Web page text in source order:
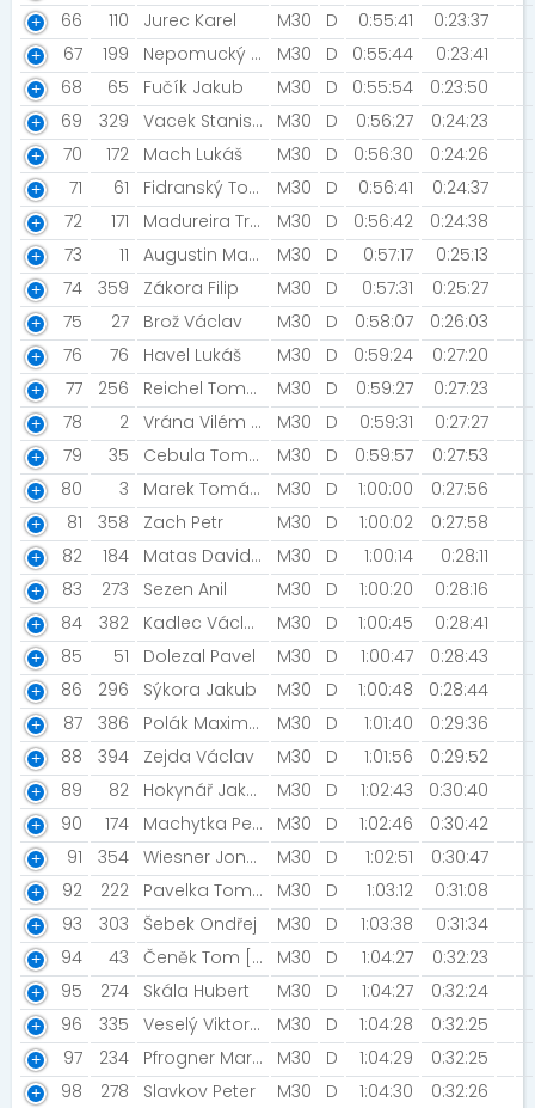
66
110 Jurec Karel M30 D 0:55:41
0:23:37
67
199 Nepomucký Josef M30 D 0:55:44
0:23:41
68
65 Fučík Jakub M30 D 0:55:54
0:23:50
69
329 Vacek Stanislav M30 D 0:56:27
0:24:23
70
172 Mach Lukáš M30 D 0:56:30
0:24:26
71
61 Fidranský Tomáš M30 D 0:56:41
0:24:37
72
171 Madureira Trufen Carlos Eduardo [Trufens] M30 D 0:56:42
0:24:38
73
11 Augustin Martin [FK Union Slaný] M30 D 0:57:17
0:25:13
74
359 Zákora Filip M30 D 0:57:31
0:25:27
75
27 Brož Václav M30 D 0:58:07
0:26:03
76
76 Havel Lukáš M30 D 0:59:24
0:27:20
77
256 Reichel Tomáš M30 D 0:59:27
0:27:23
78
2 Vrána Vilém [Vránisko] M30 D 0:59:31
0:27:27
79
35 Cebula Tomáš M30 D 0:59:57
0:27:53
80
3 Marek Tomáš [Proroci zadní řady] M30 D 1:00:00
0:27:56
81
358 Zach Petr M30 D 1:00:02
0:27:58
82
184 Matas David [OZP Running] M30 D 1:00:14
0:28:11
83
273 Sezen Anil M30 D 1:00:20
0:28:16
84
382 Kadlec Václav [Smolixice] M30 D 1:00:45
0:28:41
85
51 Dolezal Pavel M30 D 1:00:47
0:28:43
86
296 Sýkora Jakub M30 D 1:00:48
0:28:44
87
386 Polák Maxim [Maxim Team] M30 D 1:01:40
0:29:36
88
394 Zejda Václav M30 D 1:01:56
0:29:52
89
82 Hokynář Jakub M30 D 1:02:43
0:30:40
90
174 Machytka Petr M30 D 1:02:46
0:30:42
91
354 Wiesner Jonáš [PROSTĚ BĚŽ!] M30 D 1:02:51
0:30:47
92
222 Pavelka Tomáš M30 D 1:03:12
0:31:08
93
303 Šebek Ondřej M30 D 1:03:38
0:31:34
94
43 Čeněk Tom [The World] M30 D 1:04:27
0:32:23
95
274 Skála Hubert M30 D 1:04:27
0:32:24
96
335 Veselý Viktor [Campus#4] M30 D 1:04:28
0:32:25
97
234 Pfrogner Martin [Restaurant na konci galaxie z.s.] M30 D 1:04:29
0:32:25
98
278 Slavkov Peter M30 D 1:04:30 0:32:26